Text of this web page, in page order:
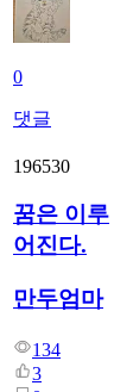
0
댓글
196530
꿈은 이루
어진다.
만두엄마
134
3